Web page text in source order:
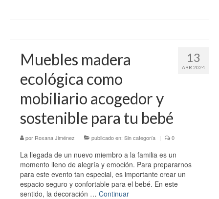
13
ABR 2024
Muebles madera
ecológica como
mobiliario acogedor y
sostenible para tu bebé
por Roxana Jiménez | publicado en: Sin categoría | 0
La llegada de un nuevo miembro a la familia es un
momento lleno de alegría y emoción. Para prepararnos
para este evento tan especial, es importante crear un
espacio seguro y confortable para el bebé. En este
sentido, la decoración … Continuar